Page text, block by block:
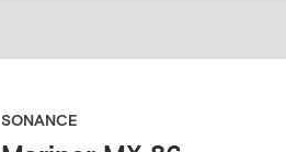
SONANCE